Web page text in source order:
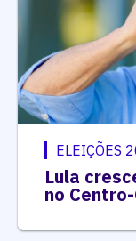
ELEIÇÕES
Lula
no